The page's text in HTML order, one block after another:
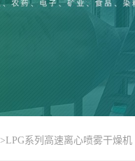
>LPG系列高速离心喷雾干燥机